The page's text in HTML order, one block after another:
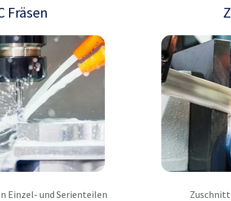
Fräsen
Einzel- und Serienteilen